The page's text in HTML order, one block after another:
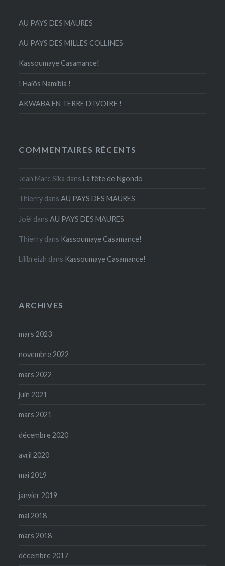
AU PAYS DES MAURES
AU PAYS DES MILLES COLLINES
Kassoumaye Casamance!
! Haiôs Namibia !
AKWABA EN TERRE D’IVOIRE !
COMMENTAIRES RÉCENTS
Jean Marc Sika dansLa fête de Ngondo
Thierry dansAU PAYS DES MAURES
Joël dansAU PAYS DES MAURES
Thierry dans Kassoumaye Casamance!
Lilibreizh dans Kassoumaye Casamance!
ARCHIVES
mars 2023
novembre 2022
mars 2022
juin 2021
mars 2021
décembre 2020
avril 2020
mai 2019
janvier 2019
mai 2018
mars 2018
décembre 2017